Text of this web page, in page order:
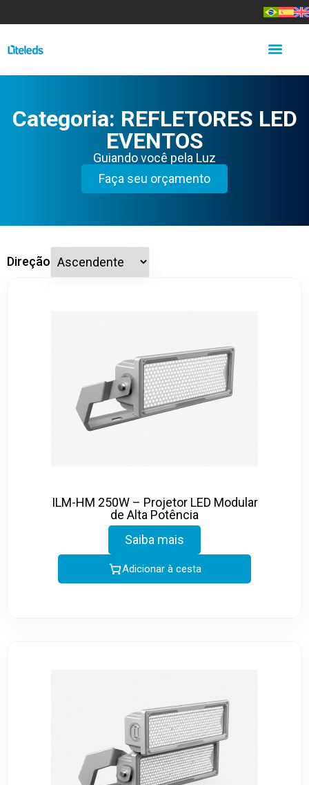
Categoria: REFLETORES LED
EVENTOS
Guiando você pela Luz
Faça seu orçamento
Direção
ILM-HM 250W – Projetor LED Modular
de Alta Potência
Saiba mais
Adicionar à cesta